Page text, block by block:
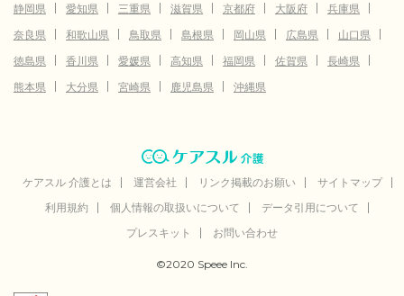
静岡県
愛知県 三重県 滋賀県 京都府 大阪府
兵庫県
奈良県
和歌山県 鳥取県 島根県 岡山県 広島県
山口県
徳島県
香川県 愛媛県 高知県 福岡県 佐賀県
長崎県
熊本県
大分県 宮崎県 鹿児島県 沖縄県
ケアスル 介護とは 運営会社 リンク掲載のお願い
サイトマップ
利用規約
個人情報の取扱いについて
データ引用について
プレスキット
お問い合わせ
©2020 Speee Inc.